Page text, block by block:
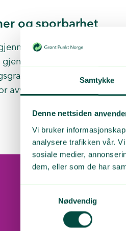
Samtykke
Denne nettsiden
Vi bruker
analysere trafikken vår.
sosiale medier,
dem, eller som de har
Nødvendig
og sporbarhet
jevnlig
gjennomføres det
Under revisjonene
avvik, anmerkninger eller